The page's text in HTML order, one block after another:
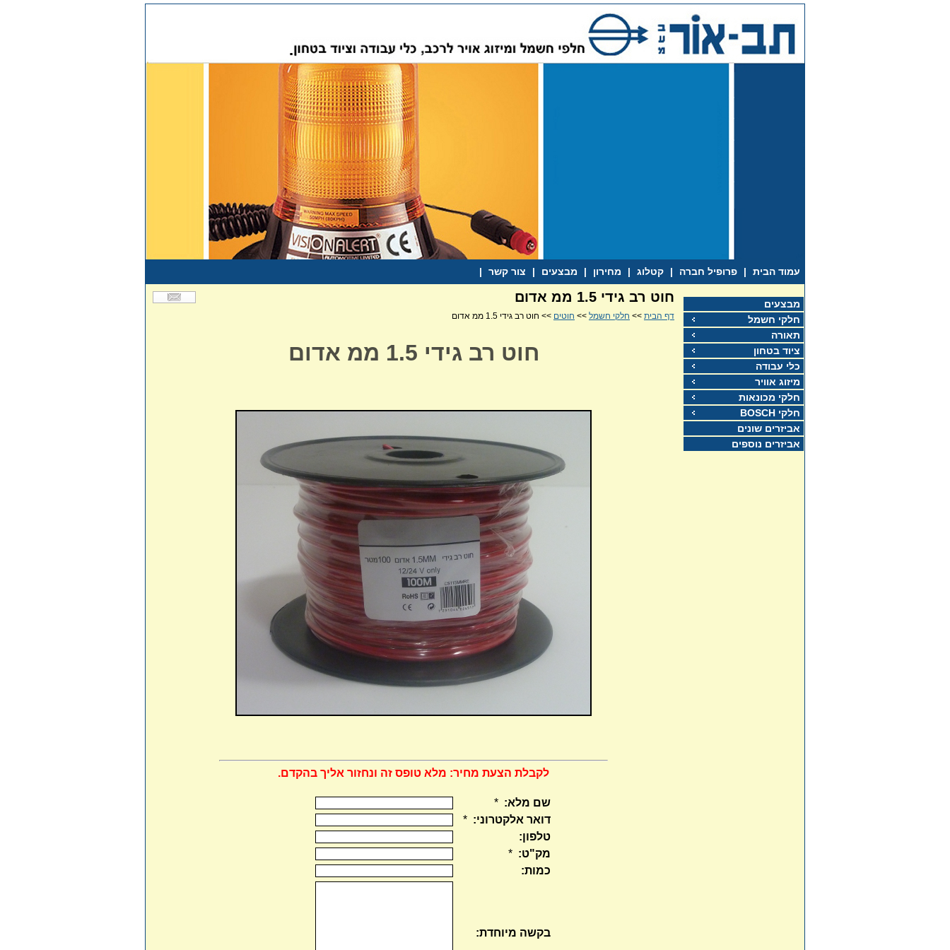
עמוד הבית | פרופיל חברה | קטלוג | מחירון | מבצעים | צור קשר |
מבצעים
חלקי חשמל
תאורה
ציוד בטחון
כלי עבודה
מיזוג אוויר
חלקי מכונאות
חלקי BOSCH
אביזרים שונים
אביזרים נוספים
חוט רב גידי 1.5 ממ אדום
דף הבית >> חלקי חשמל >> חוטים >> חוט רב גידי 1.5 ממ אדום
חוט רב גידי 1.5 ממ אדום
לקבלת הצעת מחיר: מלא טופס זה ונחזור אליך בהקדם.